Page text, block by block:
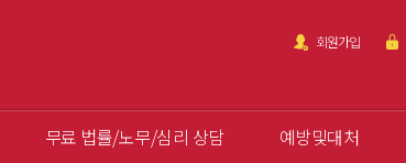
회원가입
무료 법률/노무/심리 상담 예방및대처